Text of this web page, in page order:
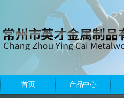
首页 产品中心